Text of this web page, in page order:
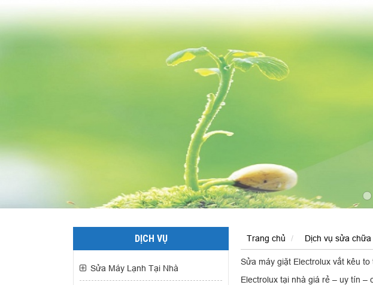
DỊCH VỤ
Sửa Máy Lạnh Tại Nhà
Trang chủ Dịch vụ sửa chữa
Sửa máy giặt Electrolux vắt kêu to
Electrolux tại nhà giá rẻ – uy tín –